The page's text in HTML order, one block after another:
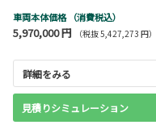
車両本体価格 （消費税込）
5,970,000 円 （税抜 5,427,273 円）
詳細をみる
見積りシミュレーション